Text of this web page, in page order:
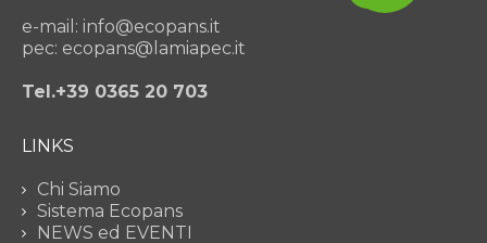
e-mail: info@ecopans.it
pec: ecopans@lamiapec.it
Tel.+39 0365 20 703
LINKS
Chi Siamo
Sistema Ecopans
NEWS ed EVENTI